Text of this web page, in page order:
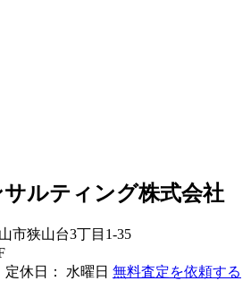
市狭山台3丁目1-35
休日： 水曜日 無料査定を依頼する